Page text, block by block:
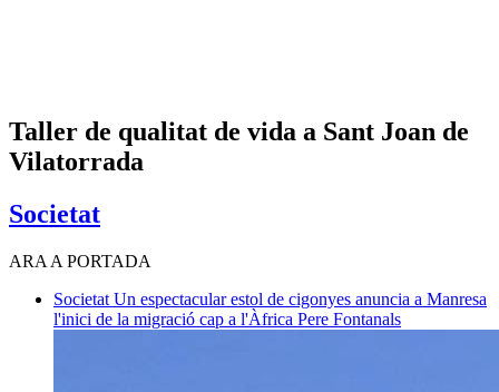
Taller de qualitat de vida a Sant Joan de
Vilatorrada
Societat
ARA A PORTADA
Societat Un espectacular estol de cigonyes anuncia a Manresa
l'inici de la migració cap a l'Àfrica Pere Fontanals